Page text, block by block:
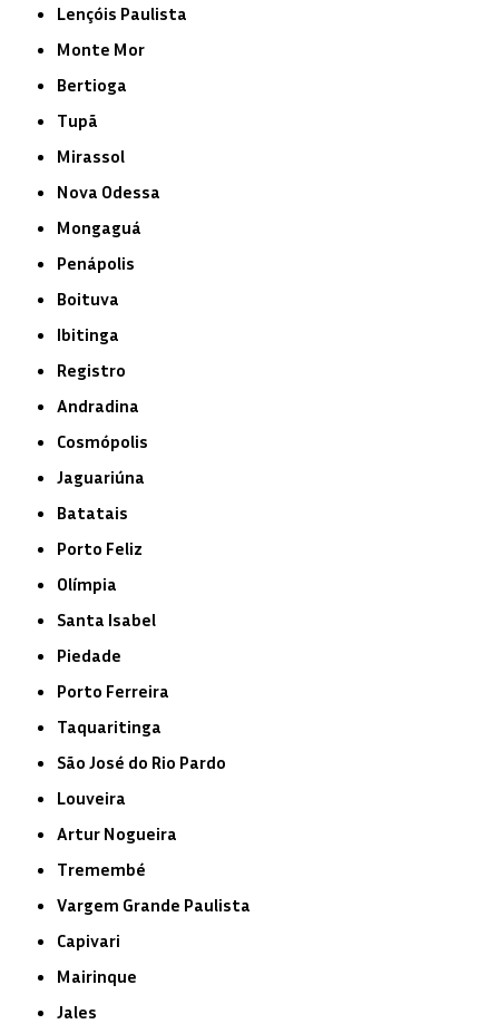
Lençóis Paulista
Monte Mor
Bertioga
Tupã
Mirassol
Nova Odessa
Mongaguá
Penápolis
Boituva
Ibitinga
Registro
Andradina
Cosmópolis
Jaguariúna
Batatais
Porto Feliz
Olímpia
Santa Isabel
Piedade
Porto Ferreira
Taquaritinga
São José do Rio Pardo
Louveira
Artur Nogueira
Tremembé
Vargem Grande Paulista
Capivari
Mairinque
Jales